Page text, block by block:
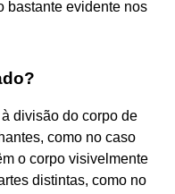
bastante evidente nos
divisão do corpo de
como no caso
o corpo visivelmente
distintas, como no